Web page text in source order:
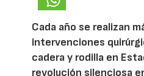
Cada año se realizan
intervenciones
cadera y rodilla en
revolución silenciosa